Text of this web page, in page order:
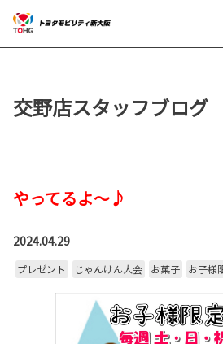
交野店スタッフブログ
やってるよ～♪
2024.04.29
プレゼント じゃんけん大会 お菓子 お子様